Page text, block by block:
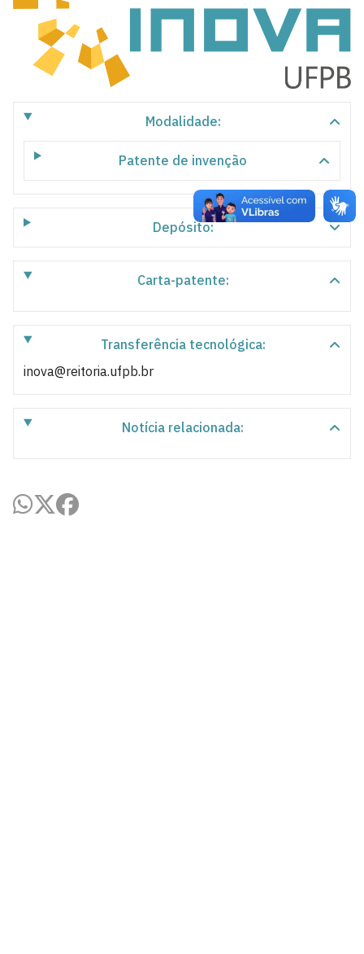
Modalidade:
Patente de invenção
Depósito:
Carta-patente:
Transferência tecnológica:
inova@reitoria.ufpb.br
Notícia relacionada: